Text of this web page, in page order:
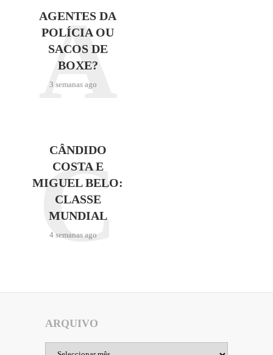
AGENTES DA
POLÍCIA OU
SACOS DE
BOXE?
3 semanas ago
A
CÂNDIDO
COSTA E
MIGUEL BELO:
CLASSE
MUNDIAL
4 semanas ago
C
ARQUIVO